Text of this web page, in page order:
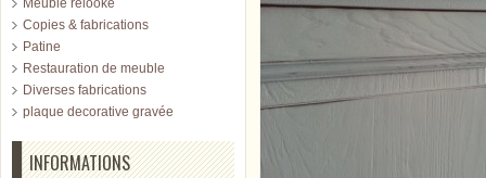
Meuble relooké
Copies & fabrications
Patine
Restauration de meuble
Diverses fabrications
plaque decorative gravée
INFORMATIONS